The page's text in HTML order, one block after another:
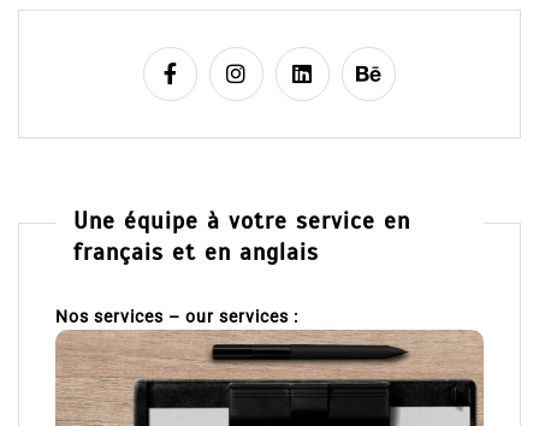
Une équipe à votre service en
français et en anglais
Nos services – our services :